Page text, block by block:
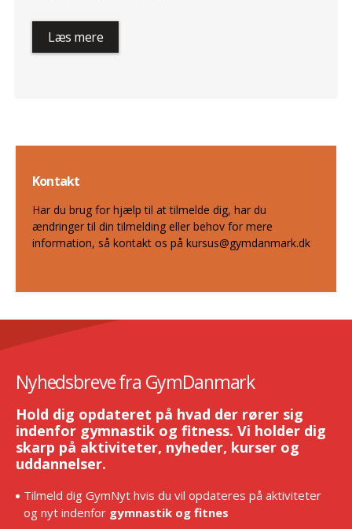
Læs mere
Kontakt
Har du brug for hjælp til at tilmelde dig, har du
ændringer til din tilmelding eller behov for mere
information, så kontakt os på kursus@gymdanmark.dk
Nyhedsbreve fra GymDanmark
Hold dig opdateret på hvad der rører sig
indenfor gymnastik og fitness. Vi holder dig
skarp på aktiviteter, nyheder, kurser og
uddannelser.
Tilmeld dig GymNyt hvis du vil opdateres på aktiviteter
og nyt indenfor gymnastik og fitnes